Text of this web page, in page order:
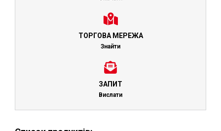
ТОРГОВА МЕРЕЖА
Знайти
ЗАПИТ
Вислати